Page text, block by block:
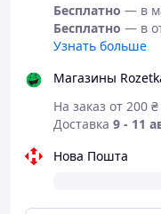
Бесплатно — в
Бесплатно — в
Узнать больше
Магазины
На заказ от 200
Доставка 9 - 11
Нова Пошта